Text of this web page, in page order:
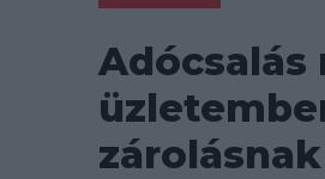
zárolásnak